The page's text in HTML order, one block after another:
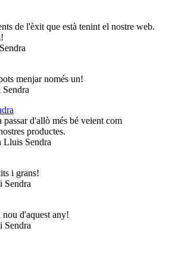
de l'èxit que està tenint el nostre web.
menjar només un!
passar d'allò més bé veient com
productes.
Lluis Sendra
i grans!
Sendra
d'aquest any!
Sendra